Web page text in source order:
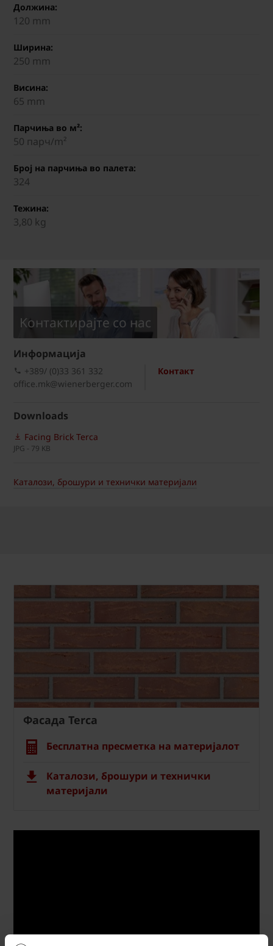
Должина:
120 mm
Ширина:
250 mm
Висина:
65 mm
Парчиња во м²:
50 парч/m²
Број на парчиња во палета:
324
Тежина:
3,80 kg
Kонтактирајте со нас
Информациja
Контакт
+389/ (0)33 361 332
office.mk@wienerberger.com
Downloads
Facing Brick Terca
JPG - 79 KB
Каталози, брошури и технички материјали
Фасада Terca
Бесплатна пресметка на материјалот
Каталози, брошури и технички
материјали